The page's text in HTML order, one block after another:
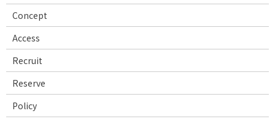
Concept
Access
Recruit
Reserve
Policy